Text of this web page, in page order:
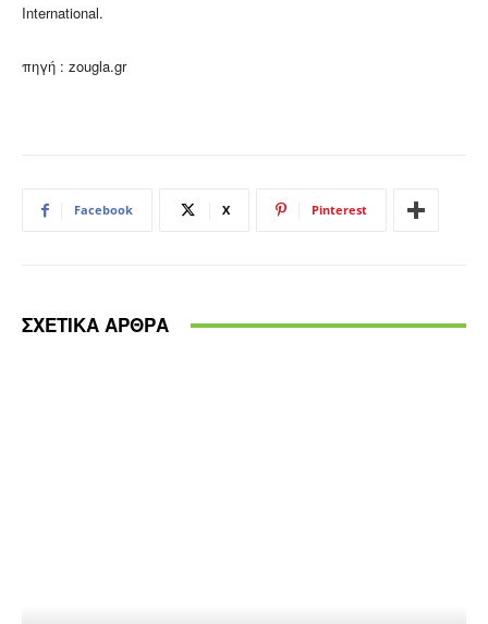
International.
πηγή : zougla.gr
Facebook X Pinterest
ΣΧΕΤΙΚΑ ΑΡΘΡΑ